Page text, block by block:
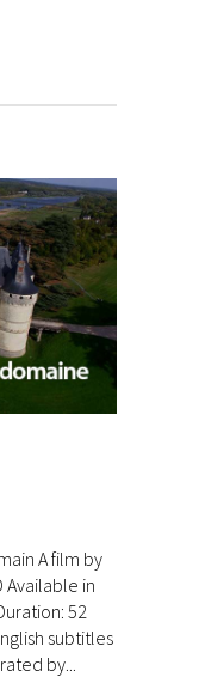
A film by
Available in
52
subtitles
by...